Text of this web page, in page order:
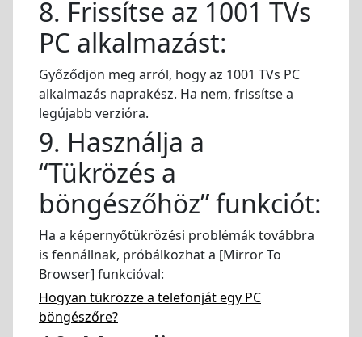
8. Frissítse az 1001 TVs
PC alkalmazást:
Győződjön meg arról, hogy az 1001 TVs PC
alkalmazás naprakész. Ha nem, frissítse a
legújabb verzióra.
9. Használja a
“Tükrözés a
böngészőhöz” funkciót:
Ha a képernyőtükrözési problémák továbbra
is fennállnak, próbálkozhat a [Mirror To
Browser] funkcióval:
Hogyan tükrözze a telefonját egy PC
böngészőre?